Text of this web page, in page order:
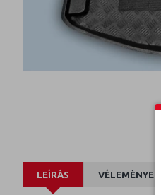
LEÍRÁS VÉLEMÉNYEK